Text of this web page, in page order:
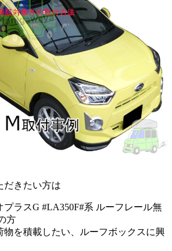
だきたい方は
ラスG #LA350F#系 ルーフレール無
方
物を積載したい、ルーフボックスに興